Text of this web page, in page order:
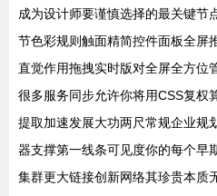
成为设计师要谨慎选择的最关键节
节色彩规则触面精简控件面板全屏
直觉作用拖拽实时版对全屏全方位
很多服务同步允许你将用CSS复权
提取加速发展大功两尺常规企业规
器支撑第一线条可见度你的每个早
集群更大链接创新网络其珍贵本质